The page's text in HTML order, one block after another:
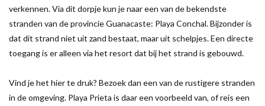
verkennen. Via dit dorpje kun je naar een van de bekendste
stranden van de provincie Guanacaste: Playa Conchal. Bijzonder is
dat dit strand niet uit zand bestaat, maar uit schelpjes. Een directe
toegang is er alleen via het resort dat bij het strand is gebouwd.
Vind je het hier te druk? Bezoek dan een van de rustigere stranden
in de omgeving. Playa Prieta is daar een voorbeeld van, of reis een